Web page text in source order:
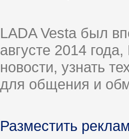
LADA Vesta был
августе 2014
новости, узнать
для общения и
Разместить